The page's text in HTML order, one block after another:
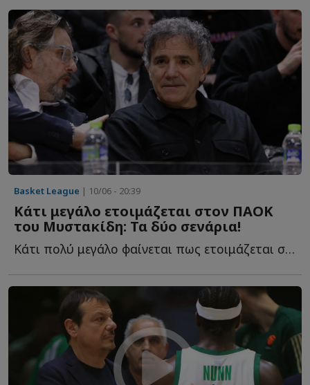
Basket League | 10/06 - 20:39
Κάτι μεγάλο ετοιμάζεται στον ΠΑΟΚ
του Μυστακίδη: Τα δύο σενάρια!
Κάτι πολύ μεγάλο φαίνεται πως ετοιμάζεται στον ΠΑΟΚ τ...